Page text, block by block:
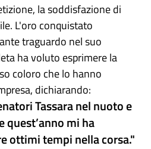
la soddisfazione di
L'oro conquistato
traguardo nel suo
ha voluto esprimere la
coloro che lo hanno
dichiarando:
Tassara nel nuoto e
quest’anno mi ha
ottimi tempi nella corsa."